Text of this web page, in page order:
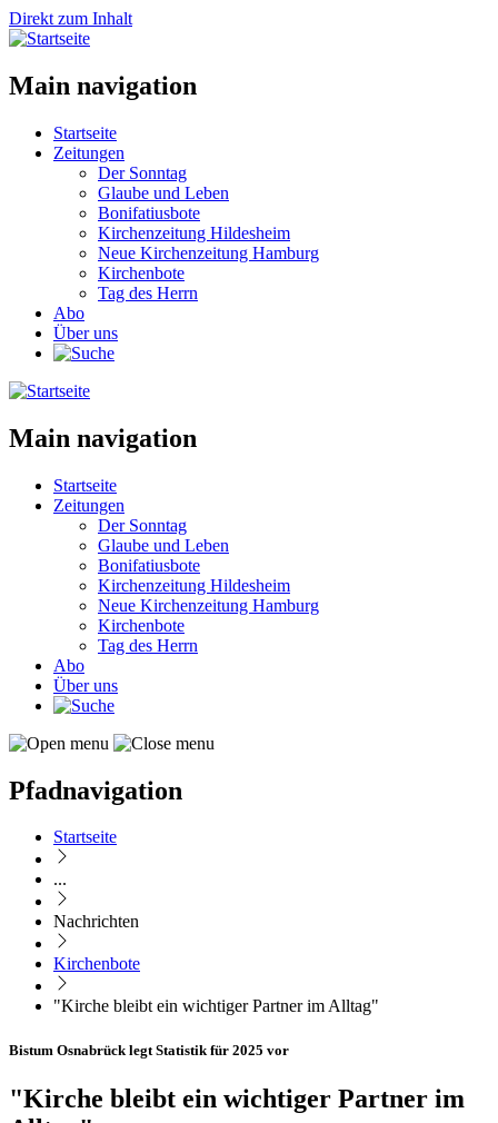
Direkt zum Inhalt
Main navigation
Startseite
Zeitungen
Der Sonntag
Glaube und Leben
Bonifatiusbote
Kirchenzeitung Hildesheim
Neue Kirchenzeitung Hamburg
Kirchenbote
Tag des Herrn
Abo
Über uns
Main navigation
Startseite
Zeitungen
Der Sonntag
Glaube und Leben
Bonifatiusbote
Kirchenzeitung Hildesheim
Neue Kirchenzeitung Hamburg
Kirchenbote
Tag des Herrn
Abo
Über uns
Pfadnavigation
Startseite
...
Nachrichten
Kirchenbote
"Kirche bleibt ein wichtiger Partner im Alltag"
Bistum Osnabrück legt Statistik für 2025 vor
"Kirche bleibt ein wichtiger Partner im